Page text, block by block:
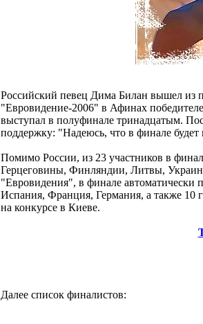
Российский певец Дима Билан вышел из
"Евровидение-2006" в Афинах
выступал в полуфинале тринадцатым.
поддержку: "Надеюсь, что в финале будет
Помимо России, из 23 участников в
Герцеговины, Финляндии, Литвы,
"Евровидения", в финале автоматически
Испания, Франция, Германия, а также 10
на конкурсе в Киеве.
Далее список финалистов: